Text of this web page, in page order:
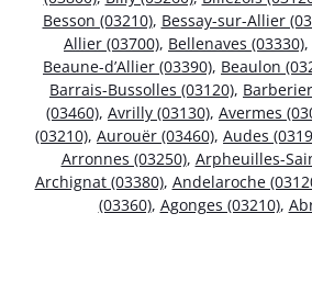
Besson (03210), Bessay-sur-Allier
Allier (03700), Bellenaves (03330),
Beaune-d’Allier (03390), Beaulon
Barrais-Bussolles (03120),
(03460), Avrilly (03130), Avermes
(03210), Aurouër (03460), Audes
Arronnes (03250), Arpheuilles-
Archignat (03380), Andelaroche
(03360), Agonges (03210),